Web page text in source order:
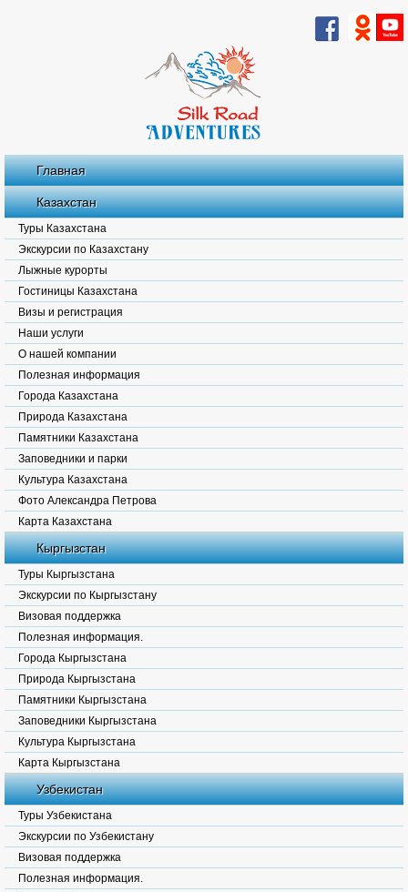
Главная
Казахстан
Туры Казахстана
Экскурсии по Казахстану
Лыжные курорты
Гостиницы Казахстана
Визы и регистрация
Наши услуги
О нашей компании
Полезная информация
Города Казахстана
Природа Казахстана
Памятники Казахстана
Заповедники и парки
Культура Казахстана
Фото Александра Петрова
Карта Казахстана
Кыргызстан
Туры Кыргызстана
Экскурсии по Кыргызстану
Визовая поддержка
Полезная информация.
Города Кыргызстана
Природа Кыргызстана
Памятники Кыргызстана
Заповедники Кыргызстана
Культура Кыргызстана
Карта Кыргызстана
Узбекистан
Туры Узбекистана
Экскурсии по Узбекистану
Визовая поддержка
Полезная информация.